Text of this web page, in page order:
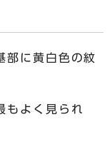
部に黄白色の紋
もよく見られ